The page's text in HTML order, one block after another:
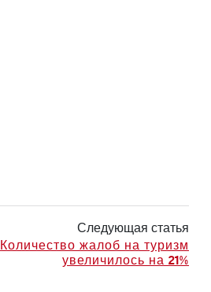
Следующая статья
Количество жалоб на туризм
увеличилось на 21%